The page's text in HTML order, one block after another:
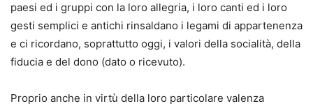
paesi ed i gruppi con la loro allegria, i loro canti ed i loro
gesti semplici e antichi rinsaldano i legami di appartenenza
e ci ricordano, soprattutto oggi, i valori della socialità, della
fiducia e del dono (dato o ricevuto).
Proprio anche in virtù della loro particolare valenza